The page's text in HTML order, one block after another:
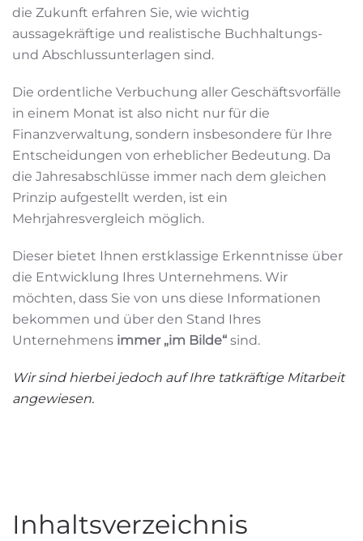
die Zukunft erfahren Sie, wie wichtig
aussagekräftige und realistische Buchhaltungs-
und Abschlussunterlagen sind.
Die ordentliche Verbuchung aller Geschäftsvorfälle
in einem Monat ist also nicht nur für die
Finanzverwaltung, sondern insbesondere für Ihre
Entscheidungen von erheblicher Bedeutung. Da
die Jahresabschlüsse immer nach dem gleichen
Prinzip aufgestellt werden, ist ein
Mehrjahresvergleich möglich.
Dieser bietet Ihnen erstklassige Erkenntnisse über
die Entwicklung Ihres Unternehmens. Wir
möchten, dass Sie von uns diese Informationen
bekommen und über den Stand Ihres
Unternehmens immer „im Bilde“ sind.
Wir sind hierbei jedoch auf Ihre tatkräftige Mitarbeit
angewiesen.
Inhaltsverzeichnis